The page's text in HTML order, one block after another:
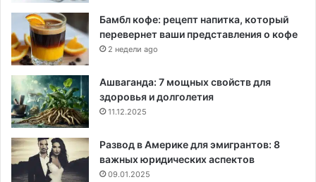
Бамбл кофе: рецепт напитка, который
перевернет ваши представления о кофе
2 недели ago
Ашваганда: 7 мощных свойств для
здоровья и долголетия
11.12.2025
Развод в Америке для эмигрантов: 8
важных юридических аспектов
09.01.2025